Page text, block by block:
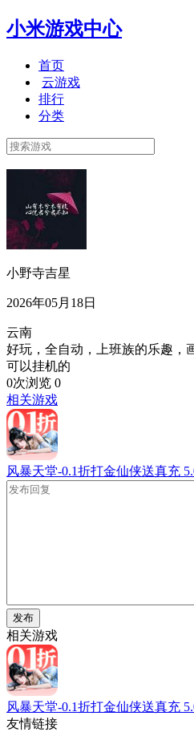
小米游戏中心
首页
云游戏
排行
分类
小野寺吉星
2026年05月18日
云南
好玩，全自动，上班族的乐趣，
可以挂机的
0次浏览 0
相关游戏
风暴天堂-0.1折打金仙侠送真充
发布
相关游戏
风暴天堂-0.1折打金仙侠送真充
友情链接